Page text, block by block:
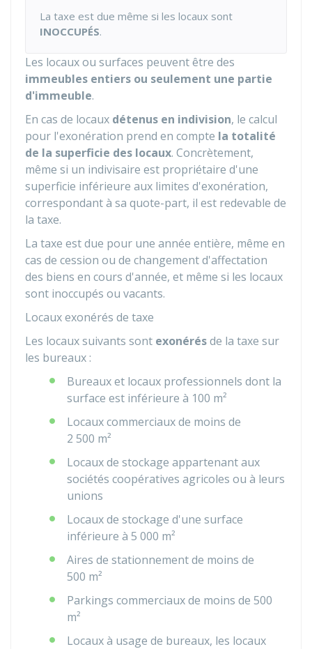
La taxe est due même si les locaux sont
INOCCUPÉS.
Les locaux ou surfaces peuvent être des
immeubles entiers ou seulement une partie
d'immeuble.
En cas de locaux détenus en indivision, le calcul
pour l'exonération prend en compte la totalité
de la superficie des locaux. Concrètement,
même si un indivisaire est propriétaire d'une
superficie inférieure aux limites d'exonération,
correspondant à sa quote-part, il est redevable de
la taxe.
La taxe est due pour une année entière, même en
cas de cession ou de changement d'affectation
des biens en cours d'année, et même si les locaux
sont inoccupés ou vacants.
Locaux exonérés de taxe
Les locaux suivants sont exonérésde la taxe sur
les bureaux :
Bureaux et locaux professionnels dont la
surface est inférieure à 100 m²
Locaux commerciaux de moins de
2 500 m²
Locaux de stockage appartenant aux
sociétés coopératives agricoles ou à leurs
unions
Locaux de stockage d'une surface
inférieure à 5 000 m²
Aires de stationnement de moins de
500 m²
Parkings commerciaux de moins de 500
m²
Locaux à usage de bureaux, les locaux